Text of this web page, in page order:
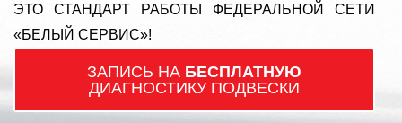
ЭТО СТАНДАРТ РАБОТЫ ФЕДЕРАЛЬНОЙ СЕТИ
«БЕЛЫЙ СЕРВИС»!
ЗАПИСЬ НА БЕСПЛАТНУЮ
ДИАГНОСТИКУ ПОДВЕСКИ